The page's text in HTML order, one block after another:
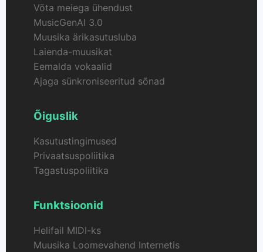
Võta meiega ühendust
MusicGenAI 3.0
Muusika ärikasutusluba
Laienda-muusikat
Eemalda vokaalid
Ajaga sünkroniseeritud sõnad
Õiguslik
Kasutustingimused
Privaatsuspoliitika
Tagastuspoliitika
Funktsioonid
Helifail MIDI-ks
Muusika Loomevahend Internetis